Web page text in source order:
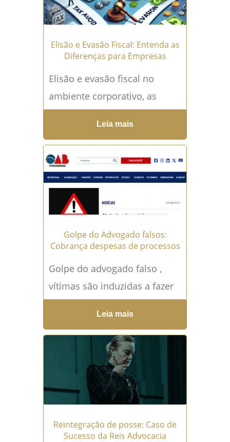
Elisão e Evasão Fiscal: Entenda as
Diferenças para Empresas
Elisão e evasão fiscal no
ambiente corporativo, as
questões tributárias são
essenciais. Entender a
diferença entre elisão e
evasão fiscal ajuda
empresas...Leia mais →
Leia mais
Golpe do Advogado falsos:
Cobrança despesas de processos
Golpe do advogado falso ,
vítimas são induzidas a fazer
um PIX para cobrir custos
jurídicos e receber um
suposto valor ao qual...Leia
Leia mais
Reintegração de posse: Caso de
Sucesso da Reis Advocacia